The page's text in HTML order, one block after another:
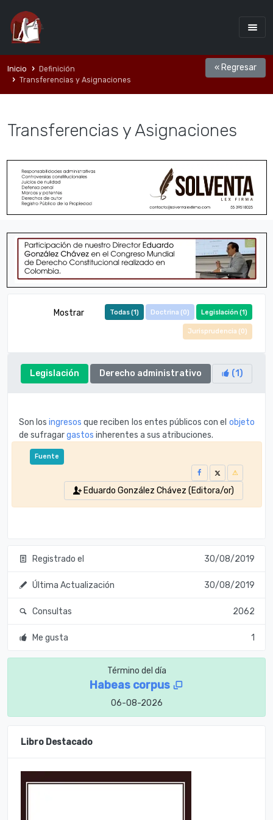
Inicio
Definición
Transferencias y Asignaciones
« Regresar
Transferencias y Asignaciones
Mostrar Todas (1) Doctrina (0) Legislación (1)
Jurisprudencia (0)
Legislación Derecho administrativo (1)
Son los ingresos que reciben los entes públicos con el objeto
de sufragargastos inherentes a sus atribuciones.
Fuente
Eduardo González Chávez (Editora/or)
Registrado el 30/08/2019
Última Actualización 30/08/2019
Consultas 2062
Me gusta 1
Término del día
Habeas corpus
06-08-2026
Libro Destacado